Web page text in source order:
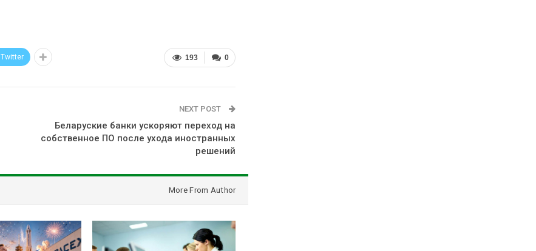
0
193
Twitter
NEXT POST
Беларуские банки ускоряют переход на
собственное ПО после ухода иностранных
решений
More From Author